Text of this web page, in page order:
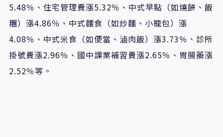
5.48％、住宅管理費漲5.32％、中式早點（如燒餅、飯
糰）漲4.86％、中式麵食（如炒麵、小籠包）漲
4.08％、中式米食（如便當、滷肉飯）漲3.73％、診所
掛號費漲2.96％、國中課業補習費漲2.65％、胃腸藥漲
2.52％等。